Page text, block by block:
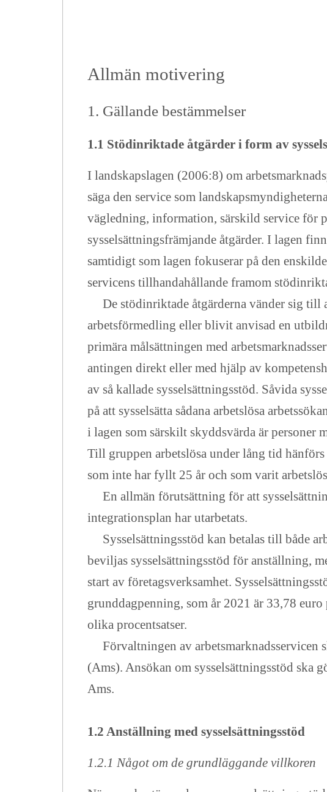
Allmän motivering
1. Gällande bestämmelser
1.1 Stödinriktade åtgärder i form av
I landskapslagen (2006:8) om
säga den service som
vägledning, information, särskild service för
sysselsättningsfrämjande åtgärder. I lagen
samtidigt som lagen fokuserar på den
servicens tillhandahållande framom
De stödinriktade åtgärderna vänder sig till
arbetsförmedling eller blivit anvisad en
primära målsättningen med
antingen direkt eller med hjälp av
av så kallade sysselsättningsstöd. Såvida
på att sysselsätta sådana arbetslösa
i lagen som särskilt skyddsvärda är personer
Till gruppen arbetslösa under lång tid hänförs
som inte har fyllt 25 år och som varit
En allmän förutsättning för att
integrationsplan har utarbetats.
Sysselsättningsstöd kan betalas till både
beviljas sysselsättningsstöd för anställning,
start av företagsverksamhet.
grunddagpenning, som år 2021 är 33,78
olika procentsatser.
Förvaltningen av arbetsmarknadsservicen
(Ams). Ansökan om sysselsättningsstöd ska
Ams.
1.2 Anställning med sysselsättningsstöd
1.2.1 Något om de grundläggande villkoren